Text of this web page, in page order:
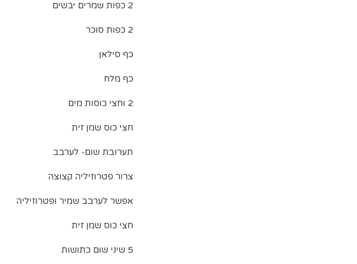
2 כפות שמרים יבשים
2 כפות סוכר
כף סילאן
כף מלח
2 וחצי כוסות מים
חצי כוס שמן זית
תערובת שום- לערבב
צרור פטרוזיליה קצוצה
אפשר לערבב שמיר ופטרוזיליה
חצי כוס שמן זית
5 שיני שום כתושות